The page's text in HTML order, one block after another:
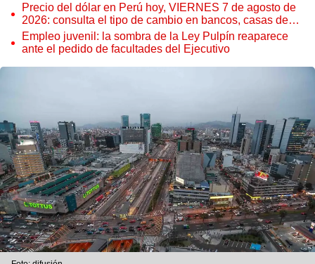
Precio del dólar en Perú hoy, VIERNES 7 de agosto de
2026: consulta el tipo de cambio en bancos, casas de
cambio y plataformas digitales
Empleo juvenil: la sombra de la Ley Pulpín reaparece
ante el pedido de facultades del Ejecutivo